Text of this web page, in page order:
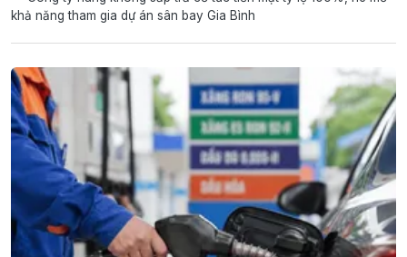
khả năng tham gia dự án sân bay Gia Bình